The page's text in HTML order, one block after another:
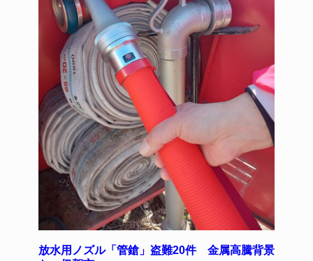
放水用ノズル「管鎗」盗難20件 金属高騰背景